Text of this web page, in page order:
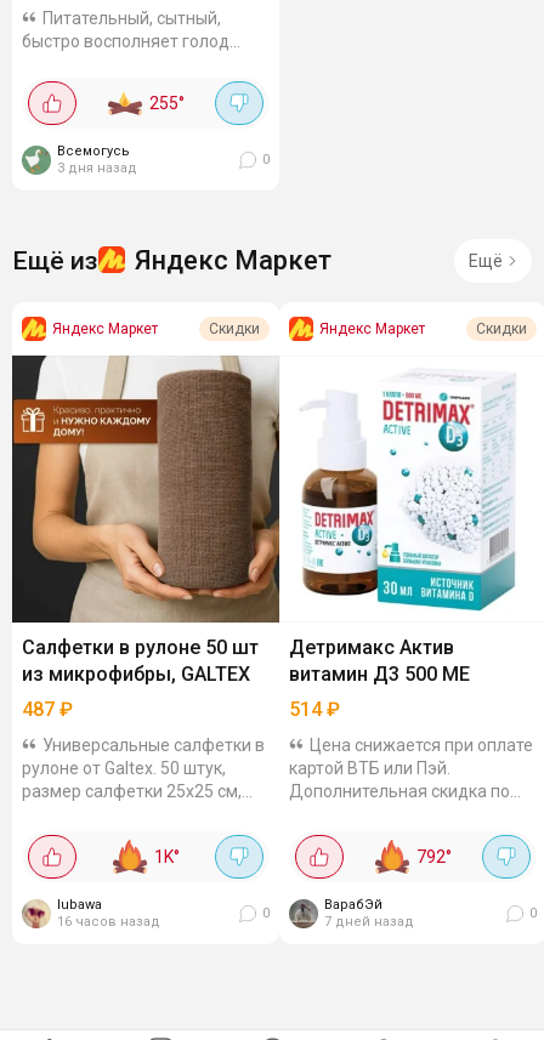
Питательный, сытный,
быстро восполняет голод
напитки. Глазурь даёт хруст,
орех - насыщенный вкус.
васаби,...
255°
Всемогусь
3 дня назад
0
Ещё из Яндекс Маркет Ещё
Яндекс Маркет Скидки
Салфетки в рулоне 50 шт
из микрофибры, GALTEX
487 ₽
Универсальные салфетки в
рулоне от Galtex. 50 штук,
размер салфетки 25х25 см,
Хорошо впитывают, подходят
для различных поверхностей.
Можно...
1K°
lubawa
16 часов назад
0
Яндекс Маркет Скидки
Детримакс Актив
витамин Д3 500 МЕ
514₽
Цена снижается при оплате
картой ВТБ или Пэй.
Дополнительная скидка по
VITSUM20. Витамин на
масляной основе с
триглицеридами - такая
форма...
792°
ВарабЭй
7 дней назад
0